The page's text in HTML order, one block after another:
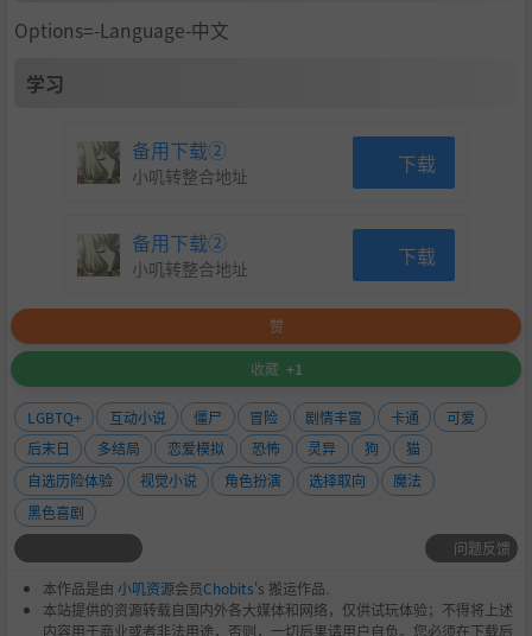
Options=-Language-中文
学习
备用下载②
小叽转整合地址 下载
备用下载②
小叽转整合地址 下载
赞
收藏 +1
LGBTQ+ 互动小说 僵尸 冒险 剧情丰富 卡通
可爱
后末日
多结局 恋爱模拟 恐怖 灵异 狗
猫
自选历险体验
视觉小说 角色扮演 选择取向
魔法
黑色喜剧
问题反馈
本作品是由 小叽资源会员Chobits's 搬运作品.
本站提供的资源转载自国内外各大媒体和网络，仅供试玩体验；不得将上述
内容用于商业或者非法用途，否则，一切后果请用户自负。您必须在下载后